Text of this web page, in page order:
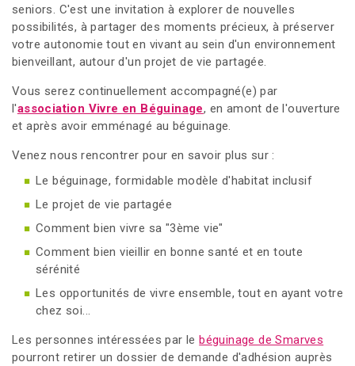
seniors. C'est une invitation à explorer de nouvelles
possibilités, à partager des moments précieux, à préserver
votre autonomie tout en vivant au sein d'un environnement
bienveillant, autour d'un projet de vie partagée.
Vous serez continuellement accompagné(e) par
l'association Vivre en Béguinage, en amont de l'ouverture
et après avoir emménagé au béguinage.
Venez nous rencontrer pour en savoir plus sur :
Le béguinage, formidable modèle d'habitat inclusif
Le projet de vie partagée
Comment bien vivre sa "3ème vie"
Comment bien vieillir en bonne santé et en toute
sérénité
Les opportunités de vivre ensemble, tout en ayant votre
chez soi...
Les personnes intéressées par lebéguinage de Smarves
pourront retirer un dossier de demande d'adhésion auprès